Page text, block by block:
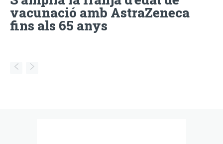
vacunació amb AstraZeneca
fins als 65 anys